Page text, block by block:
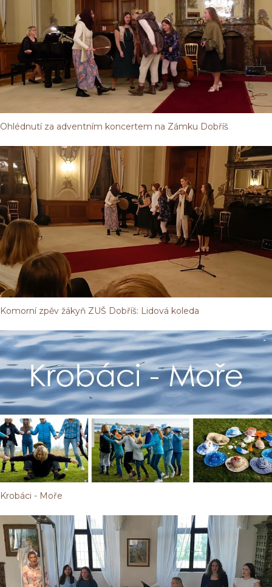
Ohlédnutí za adventním koncertem na Zámku Dobříš
Komorní zpěv žákyň ZUŠ Dobříš: Lidová koleda
Krobáci - Moře